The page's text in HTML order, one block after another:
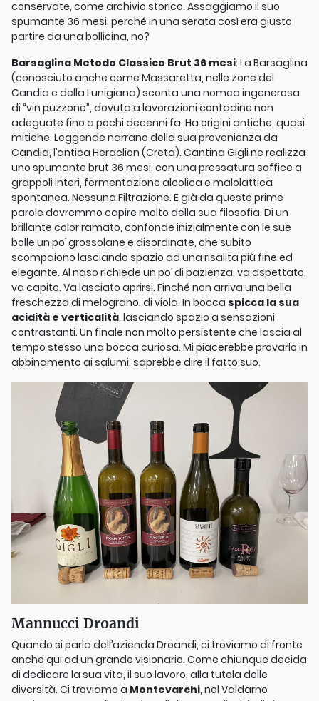
conservate, come archivio storico. Assaggiamo il suo
spumante 36 mesi, perché in una serata così era giusto
partire da una bollicina, no?
Barsaglina Metodo Classico Brut 36 mesi: La Barsaglina
(conosciuto anche come Massaretta, nelle zone del
Candia e della Lunigiana) sconta una nomea ingenerosa
di “vin puzzone”, dovuta a lavorazioni contadine non
adeguate fino a pochi decenni fa. Ha origini antiche, quasi
mitiche. Leggende narrano della sua provenienza da
Candia, l’antica Heraclion (Creta). Cantina Gigli ne realizza
uno spumante brut 36 mesi, con una pressatura soffice a
grappoli interi, fermentazione alcolica e malolattica
spontanea. Nessuna Filtrazione. E già da queste prime
parole dovremmo capire molto della sua filosofia. Di un
brillante color ramato, confonde inizialmente con le sue
bolle un po’ grossolane e disordinate, che subito
scompaiono lasciando spazio ad una risalita più fine ed
elegante. Al naso richiede un po’ di pazienza, va aspettato,
va capito. Va lasciato aprirsi. Finché non arriva una bella
freschezza di melograno, di viola. In bocca spicca la sua
acidità e verticalità, lasciando spazio a sensazioni
contrastanti. Un finale non molto persistente che lascia al
tempo stesso una bocca curiosa. Mi piacerebbe provarlo in
abbinamento ai salumi, saprebbe dire il fatto suo.
Mannucci Droandi
Quando si parla dell’azienda Droandi, ci troviamo di fronte
anche qui ad un grande visionario. Come chiunque decida
di dedicare la sua vita, il suo lavoro, alla tutela delle
diversità. Ci troviamo a Montevarchi, nel Valdarno